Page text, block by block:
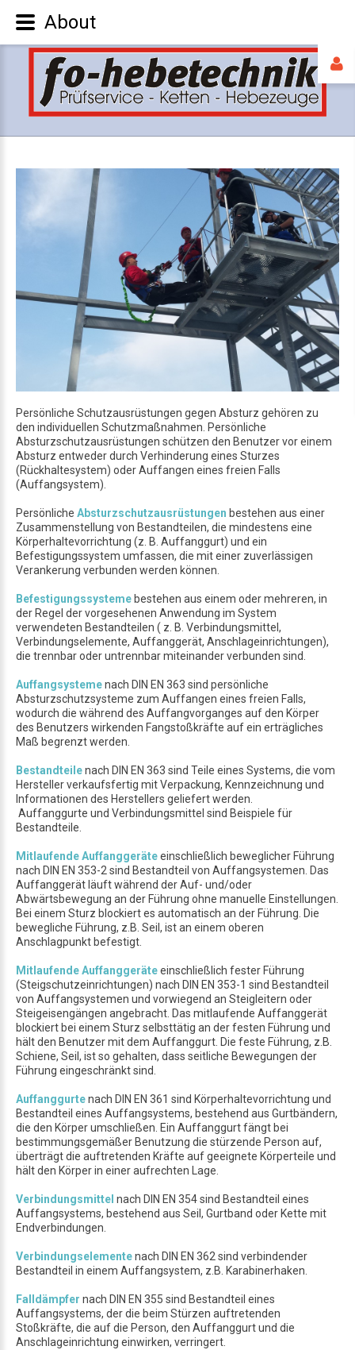
Persönliche Schutzausrüstungen gegen Absturz gehören zu
den individuellen Schutzmaßnahmen. Persönliche
Absturzschutzausrüstungen schützen den Benutzer vor einem
Absturz entweder durch Verhinderung eines Sturzes
(Rückhaltesystem) oder Auffangen eines freien Falls
(Auffangsystem).
Persönliche Absturzschutzausrüstungen bestehen aus einer
Zusammenstellung von Bestandteilen, die mindestens eine
Körperhaltevorrichtung (z. B. Auffanggurt) und ein
Befestigungssystem umfassen, die mit einer zuverlässigen
Verankerung verbunden werden können.
Befestigungssysteme bestehen aus einem oder mehreren, in
der Regel der vorgesehenen Anwendung im System
verwendeten Bestandteilen ( z. B. Verbindungsmittel,
Verbindungselemente, Auffanggerät, Anschlageinrichtungen),
die trennbar oder untrennbar miteinander verbunden sind.
Auffangsystemenach DIN EN 363 sind persönliche
Absturzschutzsysteme zum Auffangen eines freien Falls,
wodurch die während des Auffangvorganges auf den Körper
des Benutzers wirkenden Fangstoßkräfte auf ein erträgliches
Maß begrenzt werden.
Bestandteilenach DIN EN 363 sind Teile eines Systems, die vom
Hersteller verkaufsfertig mit Verpackung, Kennzeichnung und
Informationen des Herstellers geliefert werden.
Auffanggurte und Verbindungsmittel sind Beispiele für
Bestandteile.
Mitlaufende Auffanggeräteeinschließlich beweglicher Führung
nach DIN EN 353-2 sind Bestandteil von Auffangsystemen. Das
Auffanggerät läuft während der Auf- und/oder
Abwärtsbewegung an der Führung ohne manuelle Einstellungen.
Bei einem Sturz blockiert es automatisch an der Führung. Die
bewegliche Führung, z.B. Seil, ist an einem oberen
Anschlagpunkt befestigt.
Mitlaufende Auffanggeräteeinschließlich fester Führung
(Steigschutzeinrichtungen) nach DIN EN 353-1 sind Bestandteil
von Auffangsystemen und vorwiegend an Steigleitern oder
Steigeisengängen angebracht. Das mitlaufende Auffanggerät
blockiert bei einem Sturz selbsttätig an der festen Führung und
hält den Benutzer mit dem Auffanggurt. Die feste Führung, z.B.
Schiene, Seil, ist so gehalten, dass seitliche Bewegungen der
Führung eingeschränkt sind.
Auffanggurtenach DIN EN 361 sind Körperhaltevorrichtung und
Bestandteil eines Auffangsystems, bestehend aus Gurtbändern,
die den Körper umschließen. Ein Auffanggurt fängt bei
bestimmungsgemäßer Benutzung die stürzende Person auf,
überträgt die auftretenden Kräfte auf geeignete Körperteile und
hält den Körper in einer aufrechten Lage.
Verbindungsmittel nach DIN EN 354 sind Bestandteil eines
Auffangsystems, bestehend aus Seil, Gurtband oder Kette mit
Endverbindungen.
Verbindungselementenach DIN EN 362 sind verbindender
Bestandteil in einem Auffangsystem, z.B. Karabinerhaken.
Falldämpfer nach DIN EN 355 sind Bestandteil eines
Auffangsystems, der die beim Stürzen auftretenden
Stoßkräfte, die auf die Person, den Auffanggurt und die
Anschlageinrichtung einwirken, verringert.
About